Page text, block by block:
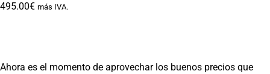
495.00€ más IVA.
Ahora es el momento de aprovechar los buenos precios que